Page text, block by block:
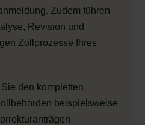
Zudem führen
Revision und
Zollprozesse Ihres
den kompletten
beispielsweise